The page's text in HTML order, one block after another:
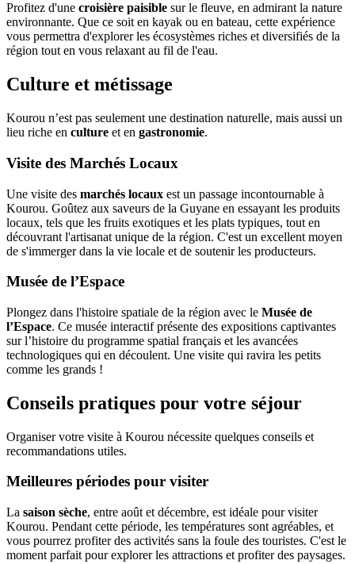
Profitez d'une croisière paisible sur le fleuve, en admirant la nature
environnante. Que ce soit en kayak ou en bateau, cette expérience
vous permettra d'explorer les écosystèmes riches et diversifiés de la
région tout en vous relaxant au fil de l'eau.
Culture et métissage
Kourou n’est pas seulement une destination naturelle, mais aussi un
lieu riche en culture et en gastronomie.
Visite des Marchés Locaux
Une visite des marchés locaux est un passage incontournable à
Kourou. Goûtez aux saveurs de la Guyane en essayant les produits
locaux, tels que les fruits exotiques et les plats typiques, tout en
découvrant l'artisanat unique de la région. C'est un excellent moyen
de s'immerger dans la vie locale et de soutenir les producteurs.
Musée de l’Espace
Plongez dans l'histoire spatiale de la région avec le Musée de
l’Espace. Ce musée interactif présente des expositions captivantes
sur l’histoire du programme spatial français et les avancées
technologiques qui en découlent. Une visite qui ravira les petits
comme les grands !
Conseils pratiques pour votre séjour
Organiser votre visite à Kourou nécessite quelques conseils et
recommandations utiles.
Meilleures périodes pour visiter
La saison sèche, entre août et décembre, est idéale pour visiter
Kourou. Pendant cette période, les températures sont agréables, et
vous pourrez profiter des activités sans la foule des touristes. C'est le
moment parfait pour explorer les attractions et profiter des paysages.